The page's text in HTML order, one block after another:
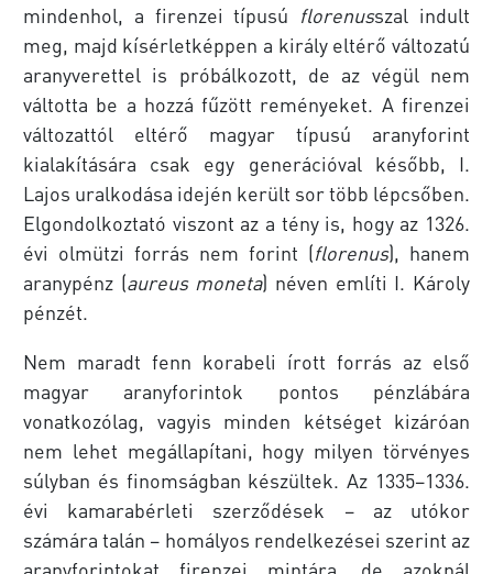
mindenhol, a firenzei típusú florenusszal indult
meg, majd kísérletképpen a király eltérő változatú
aranyverettel is próbálkozott, de az végül nem
váltotta be a hozzá fűzött reményeket. A firenzei
változattól eltérő magyar típusú aranyforint
kialakítására csak egy generációval később, I.
Lajos uralkodása idején került sor több lépcsőben.
Elgondolkoztató viszont az a tény is, hogy az 1326.
évi olmützi forrás nem forint (florenus), hanem
aranypénz (aureus moneta) néven említi I. Károly
pénzét.
Nem maradt fenn korabeli írott forrás az első
magyar aranyforintok pontos pénzlábára
vonatkozólag, vagyis minden kétséget kizáróan
nem lehet megállapítani, hogy milyen törvényes
súlyban és finomságban készültek. Az 1335–1336.
évi kamarabérleti szerződések – az utókor
számára talán – homályos rendelkezései szerint az
aranyforintokat firenzei mintára, de azoknál